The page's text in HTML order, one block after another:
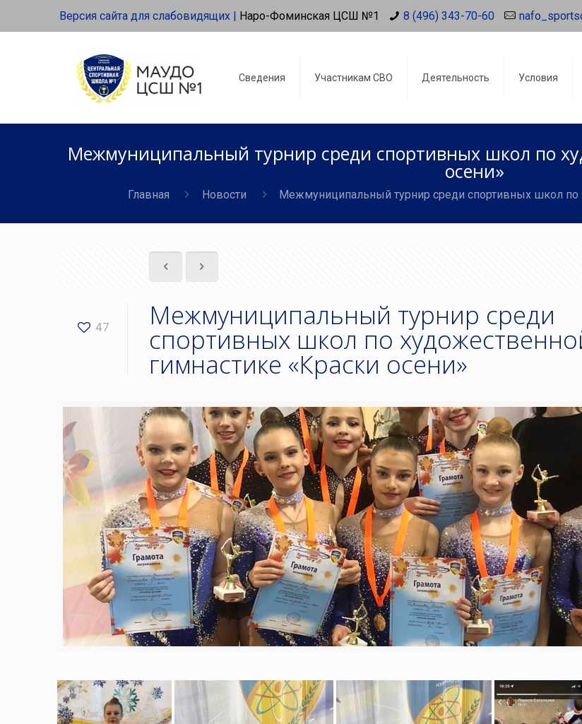
Версия сайта для слабовидящих | Наро-Фоминская ЦСШ №1 8 (496) 343-70-60
Сведения Участникам СВО Деятельность Условия
Межмуниципальный турнир среди спортивных школ по
осени»
Главная Новости Межмуниципальный турнир среди спортивных школ по
47 Межмуниципальный турнир среди
спортивных школ по
гимнастике «Краски осени»